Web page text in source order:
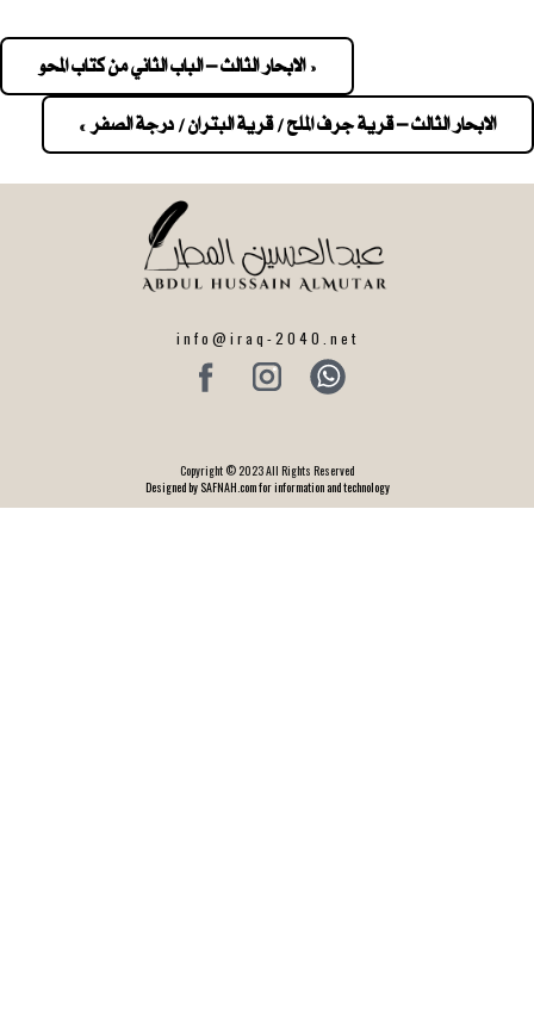
navigation
« الابحار الثالث – الباب الثاني من كتاب المحو
الابحار الثالث – قرية جرف الملح / قرية البتران / درجة الصفر »
info@iraq-2040.net
Copyright © 2023 All Rights Reserved
Designed by SAFNAH.com for information and technology